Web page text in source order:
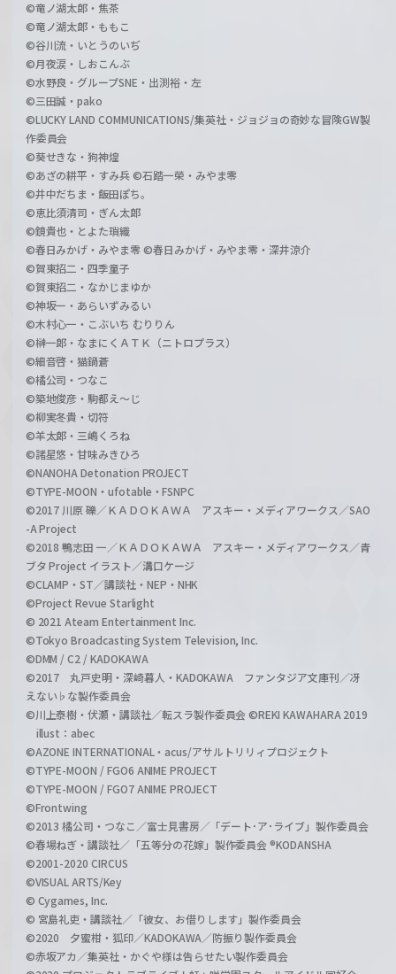
©竜ノ湖太郎・焦茶
©竜ノ湖太郎・ももこ
©谷川流・いとうのいぢ
©月夜涙・しおこんぶ
©水野良・グループSNE・出渕裕・左
©三田誠・pako
©LUCKY LAND COMMUNICATIONS/集英社・ジョジョの奇妙な冒険GW製
作委員会
©葵せきな・狗神煌
©あざの耕平・すみ兵 ©石踏一榮・みやま零
©井中だちま・飯田ぽち。
©恵比須清司・ぎん太郎
©鏡貴也・とよた瑣織
©春日みかげ・みやま零 ©春日みかげ・みやま零・深井涼介
©賀東招二・四季童子
©賀東招二・なかじまゆか
©神坂一・あらいずみるい
©木村心一・こぶいち むりりん
©榊一郎・なまにくＡＴＫ（ニトロプラス）
©細音啓・猫鍋蒼
©橘公司・つなこ
©築地俊彦・駒都え～じ
©柳実冬貴・切符
©羊太郎・三嶋くろね
©諸星悠・甘味みきひろ
©NANOHA Detonation PROJECT
©TYPE-MOON・ufotable・FSNPC
©2017 川原 礫／ＫＡＤＯＫＡＷＡ アスキー・メディアワークス／SAO
-A Project
©2018 鴨志田 一／ＫＡＤＯＫＡＷＡ アスキー・メディアワークス／青
ブタ Project イラスト／溝口ケージ
©CLAMP・ST／講談社・NEP・NHK
©Project Revue Starlight
© 2021 Ateam Entertainment Inc.
©Tokyo Broadcasting System Television, Inc.
©DMM / C2 / KADOKAWA
©2017 丸戸史明・深崎暮人・KADOKAWA ファンタジア文庫刊／冴
えない♭な製作委員会
©川上泰樹・伏瀬・講談社／転スラ製作委員会 ©REKI KAWAHARA 2019
illust：abec
©AZONE INTERNATIONAL・acus/アサルトリリィプロジェクト
©TYPE-MOON / FGO6 ANIME PROJECT
©TYPE-MOON / FGO7 ANIME PROJECT
©Frontwing
©2013 橘公司・つなこ／富士見書房／「デート･ア･ライブ」製作委員会
©春場ねぎ・講談社／「五等分の花嫁」製作委員会 ®KODANSHA
©2001-2020 CIRCUS
©VISUAL ARTS/Key
© Cygames, Inc.
© 宮島礼吏・講談社／「彼女、お借りします」製作委員会
©2020 夕蜜柑・狐印／KADOKAWA／防振り製作委員会
©赤坂アカ／集英社・かぐや様は告らせたい製作委員会